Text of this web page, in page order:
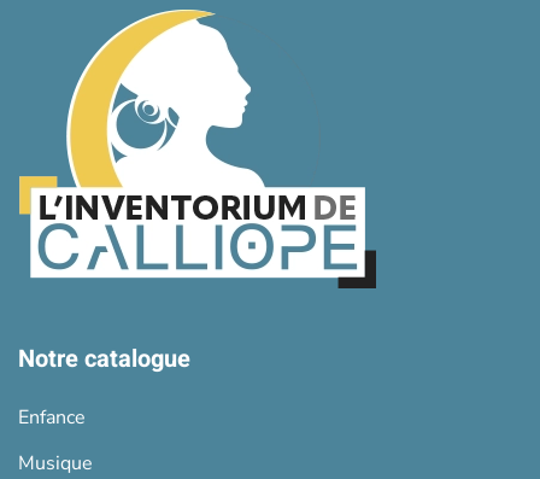
Notre catalogue
Enfance
Musique